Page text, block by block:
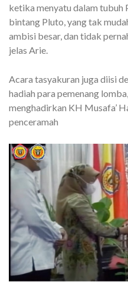
ketika menyatu dalam tubuh
bintang Pluto, yang tak
ambisi besar, dan tidak
jelas Arie.
Acara tasyakuran juga diisi
hadiah para pemenang
menghadirkan KH Musafa’
penceramah